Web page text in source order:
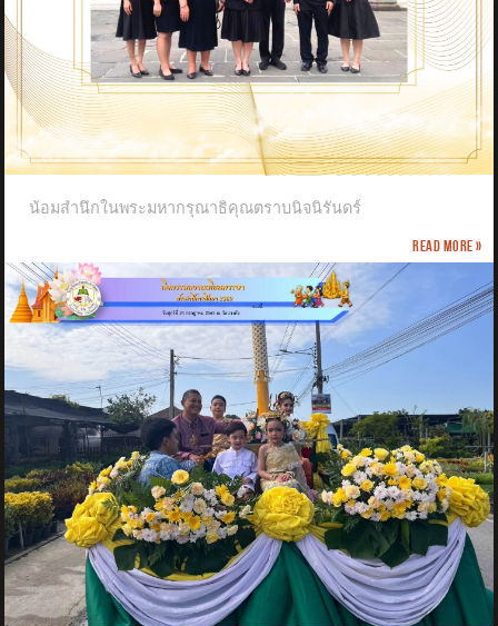
น้อมสำนึกในพระมหากรุณาธิคุณตราบนิจนิรันดร์
Read more »